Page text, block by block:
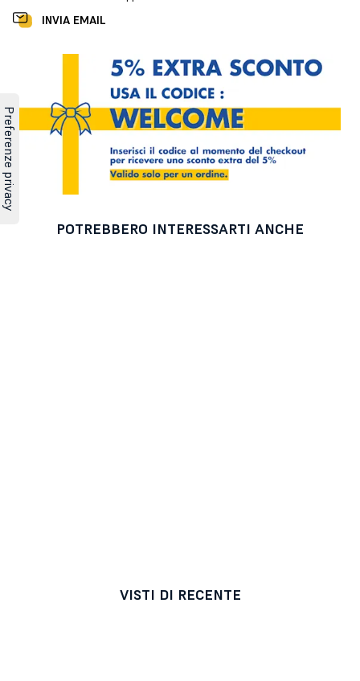
INVIA EMAIL
POTREBBERO INTERESSARTI ANCHE
VISTI DI RECENTE